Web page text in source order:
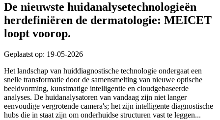
De nieuwste huidanalysetechnologieën
herdefiniëren de dermatologie: MEICET
loopt voorop.
Geplaatst op: 19-05-2026
Het landschap van huiddiagnostische technologie ondergaat een
snelle transformatie door de samensmelting van nieuwe optische
beeldvorming, kunstmatige intelligentie en cloudgebaseerde
analyses. De huidanalysatoren van vandaag zijn niet langer
eenvoudige vergrotende camera's; het zijn intelligente diagnostische
hubs die in staat zijn om onderhuidse structuren vast te leggen...